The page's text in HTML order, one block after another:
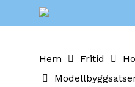
Cart
Hem Fritid